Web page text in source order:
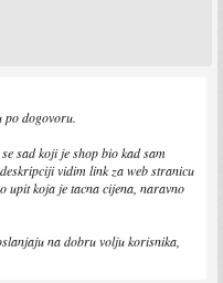
po dogovoru.
sad koji je shop bio kad sam
vidim link za web stranicu
upit koja je tacna cijena, naravno
na dobru volju korisnika,